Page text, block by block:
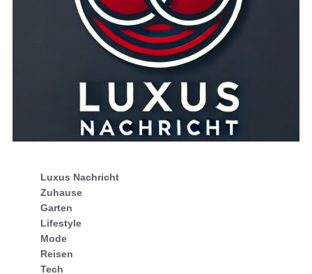
Luxus Nachricht
Zuhause
Garten
Lifestyle
Mode
Reisen
Tech